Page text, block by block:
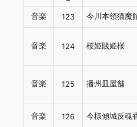
音楽 123 今川本領猫魔
音楽 124 桜姫賎姫桜
音楽 125 播州皿屋舗
音楽 126 今様傾城反魂